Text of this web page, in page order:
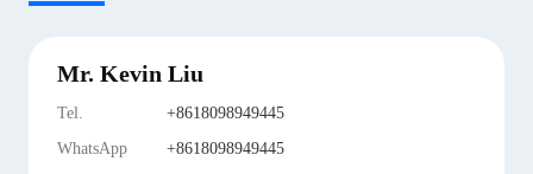
Mr. Kevin Liu
Tel.
+8618098949445
WhatsApp
+8618098949445